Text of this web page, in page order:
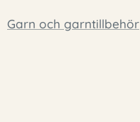
Garn och garntillbehör